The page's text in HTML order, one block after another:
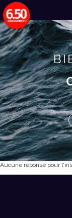
Aucune réponse pour